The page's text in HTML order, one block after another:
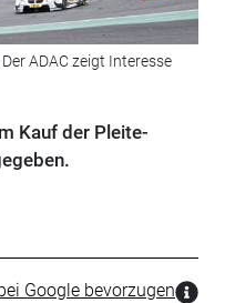
ADAC zeigt Interesse
Kauf der Pleite-
Google bevorzugen